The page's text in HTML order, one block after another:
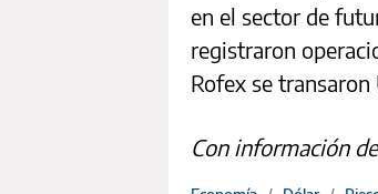
en el sector de
registraron
Rofex se
Con información